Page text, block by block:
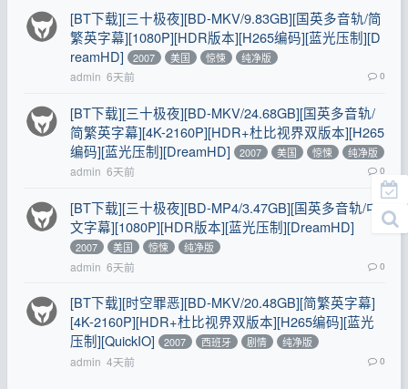
[BT下载][三十极夜][BD-MKV/9.83GB][国英多音轨/简
繁英字幕][1080P][HDR版本][H265编码][蓝光压制][D
reamHD]
2007 美国 惊悚 纯净版
admin 6天前 0
[BT下载][三十极夜][BD-MKV/24.68GB][国英多音轨/
简繁英字幕][4K-2160P][HDR+杜比视界双版本][H265
编码][蓝光压制][DreamHD]
2007 美国 惊悚 纯净版
admin 6天前 0
[BT下载][三十极夜][BD-MP4/3.47GB][国英多音轨/中
文字幕][1080P][HDR版本][蓝光压制][DreamHD]
2007 美国 惊悚 纯净版
admin 6天前 0
[BT下载][时空罪恶][BD-MKV/20.48GB][简繁英字幕]
[4K-2160P][HDR+杜比视界双版本][H265编码][蓝光
压制][QuickIO]
2007 西班牙 剧情 纯净版
admin 4天前 0